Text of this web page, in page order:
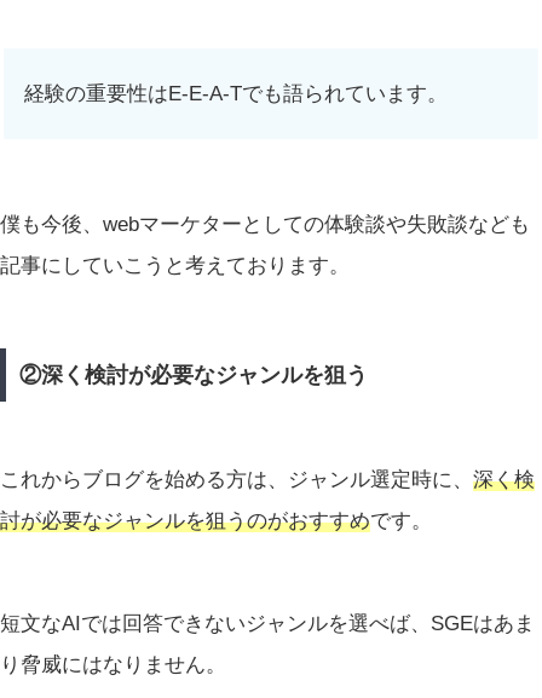
経験の重要性はE-E-A-Tでも語られています。
僕も今後、webマーケターとしての体験談や失敗談なども
記事にしていこうと考えております。
②深く検討が必要なジャンルを狙う
これからブログを始める方は、ジャンル選定時に、 深く検
討が必要なジャンルを狙うのがおすすめです。
短文なAIでは回答できないジャンルを選べば、SGEはあま
り脅威にはなりません。